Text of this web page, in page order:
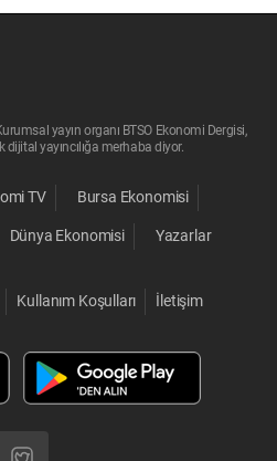
yayın organı BTSO Ekonomi Dergisi,
yayıncılığa merhaba diyor.
TV Bursa Ekonomisi
Dünya Ekonomisi Yazarlar
Kullanım Koşulları İletişim